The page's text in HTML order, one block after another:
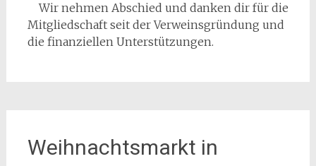
Wir nehmen Abschied und danken dir für die
Mitgliedschaft seit der Verweinsgründung und
die finanziellen Unterstützungen.
Weihnachtsmarkt in